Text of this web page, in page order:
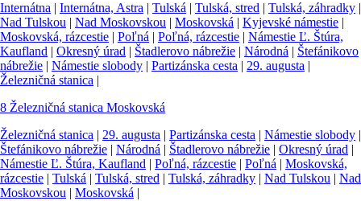
Internátna | Internátna, Astra | Tulská | Tulská, stred | Tulská, záhradky |
Nad Tulskou | Nad Moskovskou | Moskovská | Kyjevské námestie |
Moskovská, rázcestie | Poľná | Poľná, rázcestie | Námestie Ľ. Štúra,
Kaufland | Okresný úrad | Štadlerovo nábrežie | Národná | Štefánikovo
nábrežie | Námestie slobody | Partizánska cesta | 29. augusta |
Železničná stanica |
8 Železničná stanica Moskovská
Železničná stanica | 29. augusta | Partizánska cesta | Námestie slobody |
Štefánikovo nábrežie | Národná | Štadlerovo nábrežie | Okresný úrad |
Námestie Ľ. Štúra, Kaufland | Poľná, rázcestie | Poľná | Moskovská,
rázcestie | Tulská | Tulská, stred | Tulská, záhradky | Nad Tulskou | Nad
Moskovskou | Moskovská |